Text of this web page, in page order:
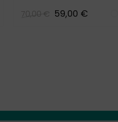
70,00 € 59,00 €